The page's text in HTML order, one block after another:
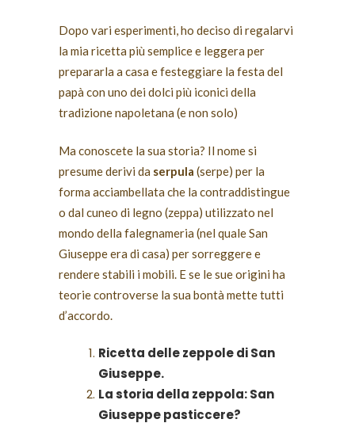
Dopo vari esperimenti, ho deciso di regalarvi
la mia ricetta più semplice e leggera per
prepararla a casa e festeggiare la festa del
papà con uno dei dolci più iconici della
tradizione napoletana (e non solo)
Ma conoscete la sua storia? Il nome si
presume derivi da serpula (serpe) per la
forma acciambellata che la contraddistingue
o dal cuneo di legno (zeppa) utilizzato nel
mondo della falegnameria (nel quale San
Giuseppe era di casa) per sorreggere e
rendere stabili i mobili. E se le sue origini ha
teorie controverse la sua bontà mette tutti
d’accordo.
Ricetta delle zeppole di San
Giuseppe.
La storia della zeppola: San
Giuseppe pasticcere?